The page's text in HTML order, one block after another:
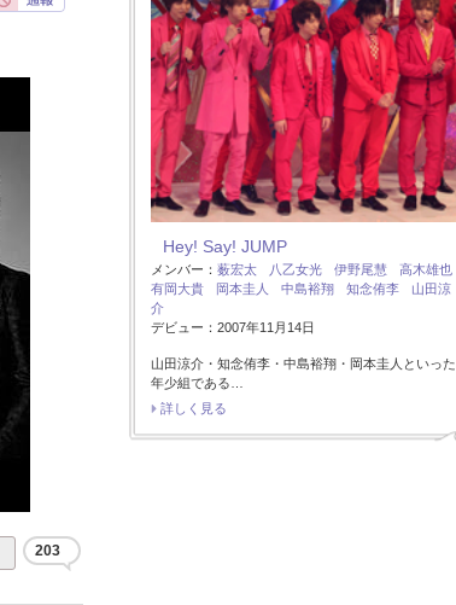
203
Hey! Say! JUMP
メンバー： 薮宏太 八乙女光 伊野尾慧
高木雄也
有岡大貴
岡本圭人 中島裕翔 知念侑李
山田涼
介
デビュー：2007年11月14日
山田涼介・知念侑李・中島裕翔・岡本圭人といった
年少組である…
詳しく見る